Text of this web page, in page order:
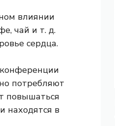
влиянии
чай и т. д.
сердца.
потребляют
повышаться
находятся в